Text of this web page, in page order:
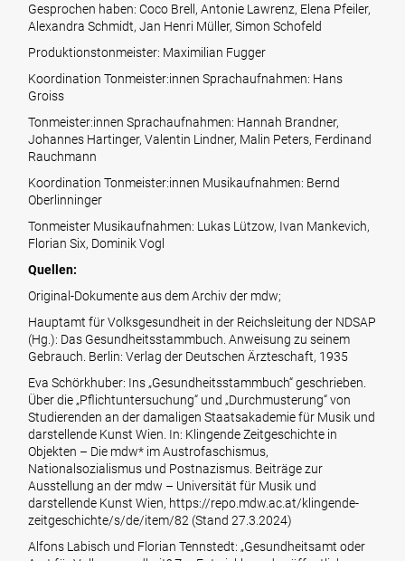
Gesprochen haben: Coco Brell, Antonie Lawrenz, Elena Pfeiler,
Alexandra Schmidt, Jan Henri Müller, Simon Schofeld
Produktionstonmeister: Maximilian Fugger
Koordination Tonmeister:innen Sprachaufnahmen: Hans
Groiss
Tonmeister:innen Sprachaufnahmen: Hannah Brandner,
Johannes Hartinger, Valentin Lindner, Malin Peters, Ferdinand
Rauchmann
Koordination Tonmeister:innen Musikaufnahmen: Bernd
Oberlinninger
Tonmeister Musikaufnahmen: Lukas Lützow, Ivan Mankevich,
Florian Six, Dominik Vogl
Quellen:
Original-Dokumente aus dem Archiv der mdw;
Hauptamt für Volksgesundheit in der Reichsleitung der NDSAP
(Hg.): Das Gesundheitsstammbuch. Anweisung zu seinem
Gebrauch. Berlin: Verlag der Deutschen Ärzteschaft, 1935
Eva Schörkhuber: Ins „Gesundheitsstammbuch“ geschrieben.
Über die „Pflichtuntersuchung“ und „Durchmusterung“ von
Studierenden an der damaligen Staatsakademie für Musik und
darstellende Kunst Wien. In: Klingende Zeitgeschichte in
Objekten – Die mdw* im Austrofaschismus,
Nationalsozialismus und Postnazismus. Beiträge zur
Ausstellung an der mdw – Universität für Musik und
darstellende Kunst Wien, https://repo.mdw.ac.at/klingende-
zeitgeschichte/s/de/item/82 (Stand 27.3.2024)
Alfons Labisch und Florian Tennstedt: „Gesundheitsamt oder